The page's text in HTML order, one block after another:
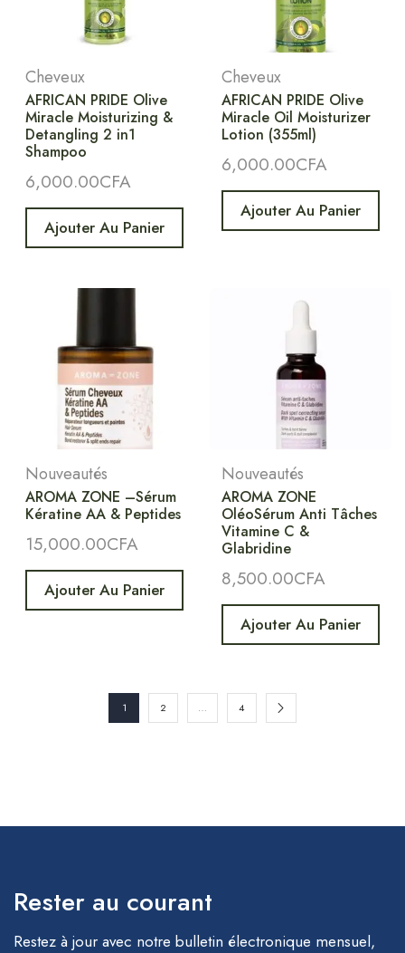
Cheveux
AFRICAN PRIDE Olive
Miracle Moisturizing &
Detangling 2 in1
Shampoo
6,000.00CFA
Ajouter Au Panier
Cheveux
AFRICAN PRIDE Olive
Miracle Oil Moisturizer
Lotion (355ml)
6,000.00CFA
Ajouter Au Panier
Nouveautés
AROMA ZONE –Sérum
Kératine AA & Peptides
15,000.00CFA
Ajouter Au Panier
Nouveautés
AROMA ZONE
OléoSérum Anti Tâches
Vitamine C &
Glabridine
8,500.00CFA
Ajouter Au Panier
1 2 … 4
Rester au courant
Restez à jour avec notre bulletin électronique mensuel,